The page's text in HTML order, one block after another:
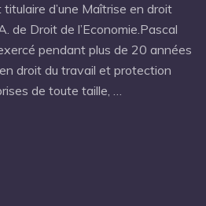
d’une Maîtrise en droit
de Droit de l’Economie.Pascal
pendant plus de 20 années
droit du travail et protection
de toute taille, …